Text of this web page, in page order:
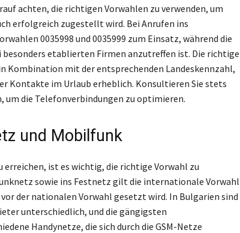
achten, die richtigen Vorwahlen zu verwenden, um
erfolgreich zugestellt wird. Bei Anrufen ins
0035998 und 0035999 zum Einsatz, während die
besonders etablierten Firmen anzutreffen ist. Die richtige
Kombination mit der entsprechenden Landeskennzahl,
Kontakte im Urlaub erheblich. Konsultieren Sie stets
um die Telefonverbindungen zu optimieren.
und Mobilfunk
ist es wichtig, die richtige Vorwahl zu
sowie ins Festnetz gilt die internationale Vorwahl
vor der nationalen Vorwahl gesetzt wird. In Bulgarien sind
unterschiedlich, und die gängigsten
Handynetze, die sich durch die GSM-Netze